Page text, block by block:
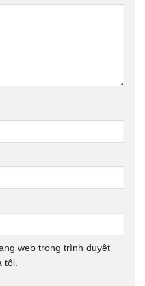
web trong trình duyệt
tôi.